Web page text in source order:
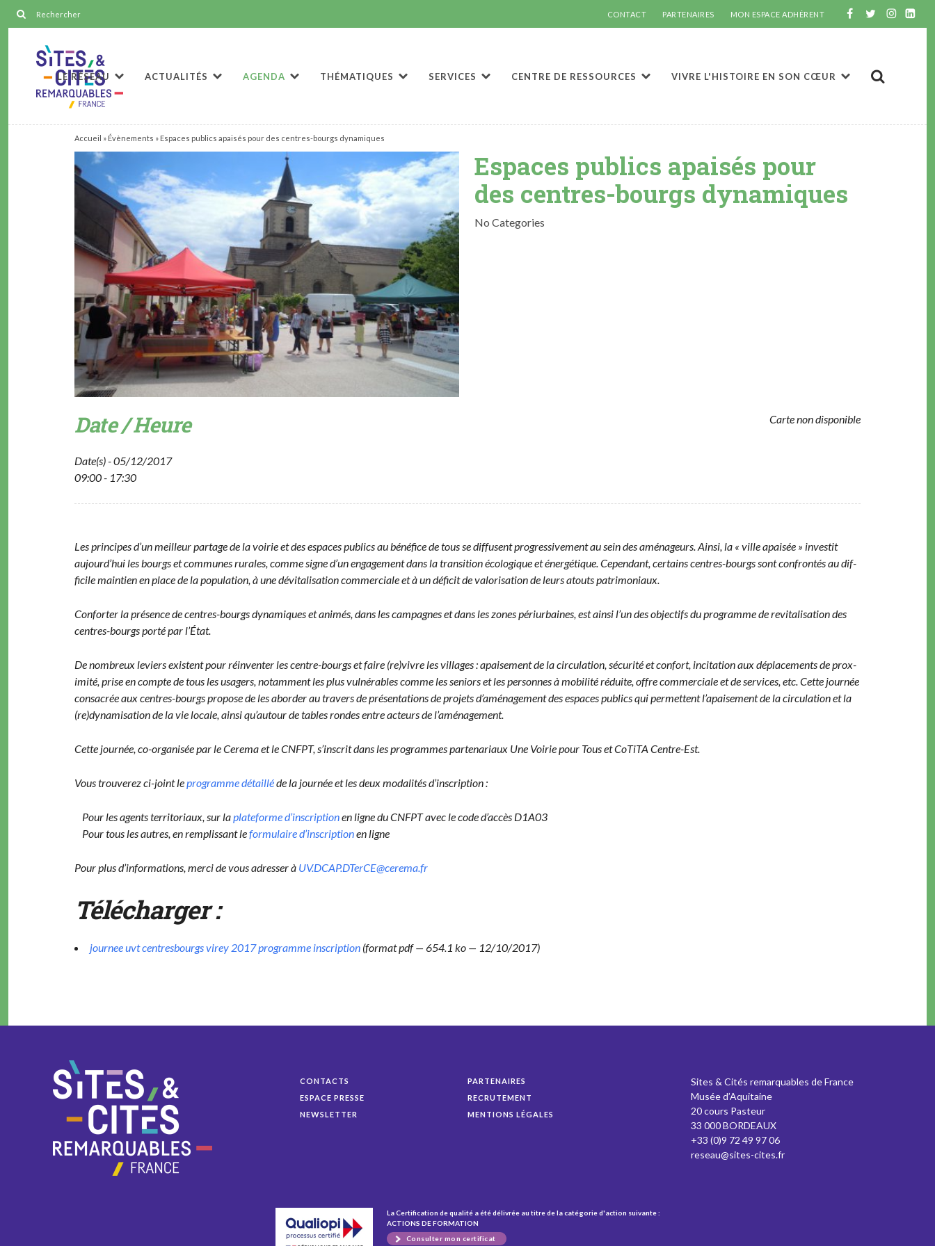
CONTACT PARTENAIRES MON ESPACE ADHÉRENT
LE RÉSEAU ACTUALITÉS AGENDA THÉMATIQUES SERVICES CENTRE DE RESSOURCES VIVRE L'HISTOIRE EN SON CŒUR
Accueil » Évènements » Espaces publics apaisés pour des centres-bourgs dynamiques
Espaces publics apaisés pour
des centres-bourgs dynamiques
No Categories
Carte non disponible
Date / Heure
Date(s) - 05/12/2017
09:00 - 17:30
Les principes d’un meilleur partage de la voirie et des espaces publics au béné­fice de tous se dif­fusent pro­gres­sive­ment au sein des amé­nageurs. Ain­si, la « ville apaisée » investit
aujourd’hui les bourgs et com­munes rurales, comme signe d’un engage­ment dans la tran­si­tion écologique et énergé­tique. Cepen­dant, cer­tains cen­tres-bourgs sont con­fron­tés au dif­
fi­cile main­tien en place de la pop­u­la­tion, à une dévi­tal­i­sa­tion com­mer­ciale et à un déficit de val­ori­sa­tion de leurs atouts patrimoniaux.
Con­forter la présence de cen­tres-bourgs dynamiques et ani­més, dans les cam­pagnes et dans les zones péri­ur­baines, est ain­si l’un des objec­tifs du pro­gramme de revi­tal­i­sa­tion des
cen­tres-bourgs porté par l’État.
De nom­breux leviers exis­tent pour réin­ven­ter les cen­tre-bourgs et faire (re)vivre les vil­lages : apaise­ment de la cir­cu­la­tion, sécu­rité et con­fort, inci­ta­tion aux déplace­ments de prox­
im­ité, prise en compte de tous les usagers, notam­ment les plus vul­nérables comme les seniors et les per­son­nes à mobil­ité réduite, offre com­mer­ciale et de ser­vices, etc. Cette journée
con­sacrée aux cen­tres-bourgs pro­pose de les abor­der au tra­vers de présen­ta­tions de pro­jets d’aménagement des espaces publics qui per­me­t­tent l’apaisement de la cir­cu­la­tion et la
(re)dynamisation de la vie locale, ain­si qu’autour de tables ron­des entre acteurs de l’aménagement.
Cette journée, co-organ­isée par le Cere­ma et le CNFPT, s’inscrit dans les pro­grammes parte­nar­i­aux Une Voirie pour Tous et CoTi­TA Centre-Est.
Vous trou­verez ci-joint lepro­gramme détail­léde la journée et les deux modal­ités d’inscription :
Pour les agents ter­ri­to­ri­aux, sur laplate­forme d’inscriptionen ligne du CNFPT avec le code d’accès D1A03
Pour tous les autres, en rem­plis­sant lefor­mu­laire d’inscriptionen ligne
Pour plus d’informations, mer­ci de vous adress­er à UV.DCAP.DTerCE@cerema.fr
Télécharger :
journee uvt cen­tres­bourgs virey 2017 pro­gramme inscrip­tion (for­mat pdf — 654.1 ko — 12/10/2017)
CONTACTS
ESPACE PRESSE
NEWSLETTER
PARTENAIRES
RECRUTEMENT
MENTIONS LÉGALES
Sites & Cités remarquables de France
Musée d’Aquitaine
20 cours Pasteur
33 000 BORDEAUX
+33 (0)9 72 49 97 06
reseau@sites-cites.fr
La Certification de qualité a été délivrée au titre de la catégorie d'action suivante :
ACTIONS DE FORMATION
Consulter mon certificat